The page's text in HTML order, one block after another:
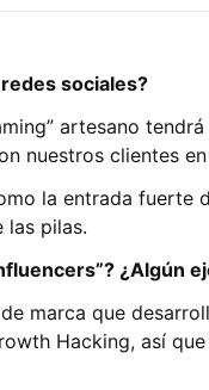
sociales?
artesano
nuestros clientes en
la entrada fuerte
las pilas.
¿Algún
marca que
Hacking, así